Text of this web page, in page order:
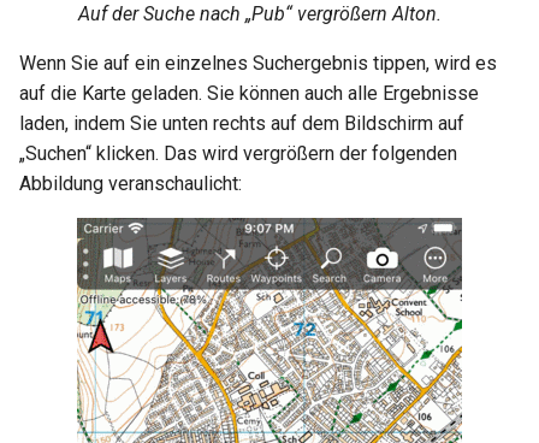
Auf der Suche nach „Pub“ vergrößern Alton.
Wenn Sie auf ein einzelnes Suchergebnis tippen, wird es
auf die Karte geladen. Sie können auch alle Ergebnisse
laden, indem Sie unten rechts auf dem Bildschirm auf
„Suchen“ klicken. Das wird vergrößern der folgenden
Abbildung veranschaulicht: